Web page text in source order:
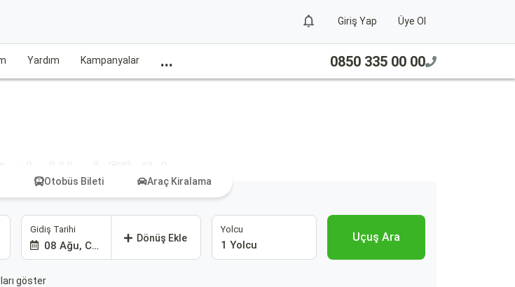
Giriş Yap Üye Ol
Yardım Kampanyalar ... 0850 335 00 00
Uçak Bileti Ara
Otobüs Bileti Araç Kiralama
Gidiş Tarihi
08 Ağu, Cmt
Dönüş Ekle
Yolcu
1 Yolcu
Uçuş Ara
göster